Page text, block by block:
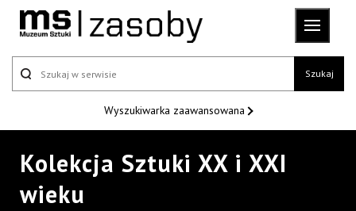
Szukaj
Wyszukiwarka zaawansowana
Kolekcja Sztuki XX i XXI
wieku